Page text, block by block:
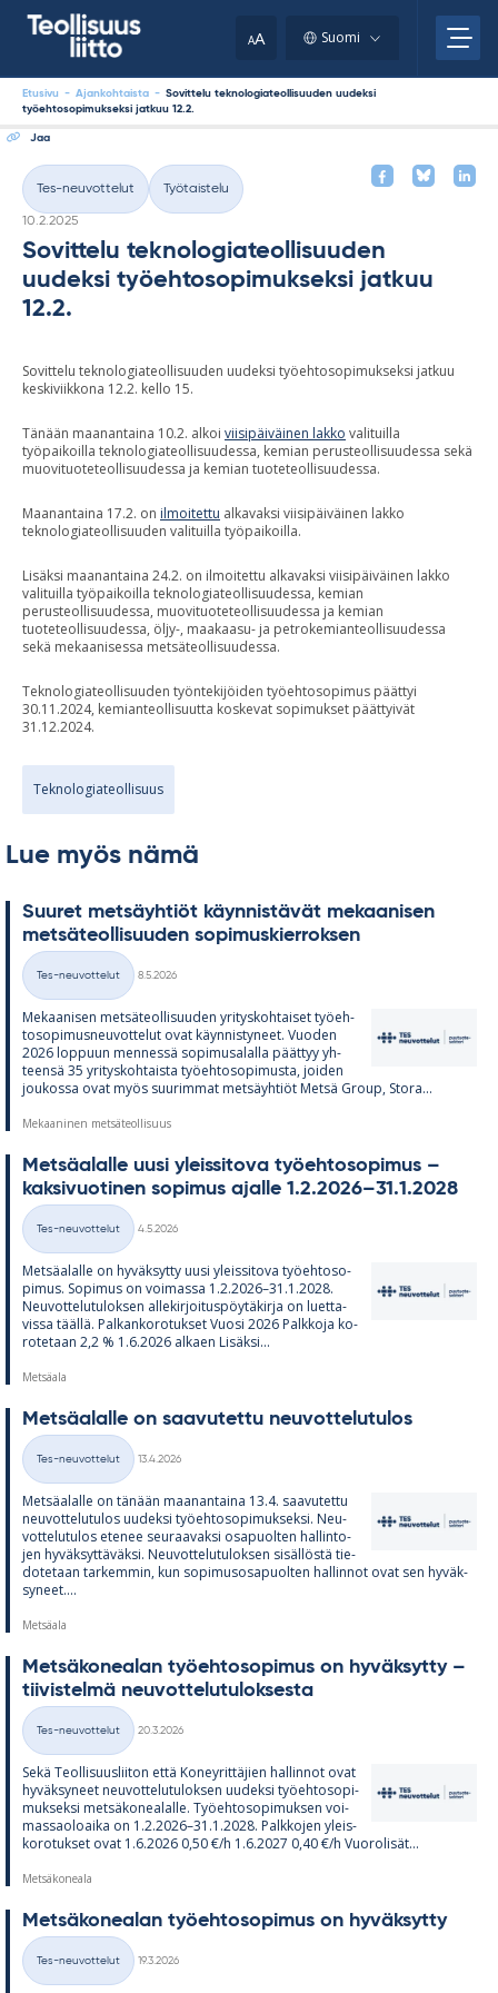
AA Suomi
Etusivu - Ajankohtaista - Sovittelu teknologiateollisuuden uudeksi
työehtosopimukseksi jatkuu 12.2.
Jaa
Kategoriat
Tes-neuvottelut Työtaistelu
Kirjoitettu
10.2.2025
Sovittelu teknologiateollisuuden
uudeksi työehtosopimukseksi jatkuu
12.2.
Sovittelu teknologiateollisuuden uudeksi työehtosopimukseksi jatkuu
keskiviikkona 12.2. kello 15.
Tänään maanantaina 10.2. alkoi viisipäiväinen lakko valituilla
työpaikoilla teknologiateollisuudessa, kemian perusteollisuudessa sekä
muovituoteteollisuudessa ja kemian tuoteteollisuudessa.
Maanantaina 17.2. on ilmoitettu alkavaksi viisipäiväinen lakko
teknologiateollisuuden valituilla työpaikoilla.
Lisäksi maanantaina 24.2. on ilmoitettu alkavaksi viisipäiväinen lakko
valituilla työpaikoilla teknologiateollisuudessa, kemian
perusteollisuudessa, muovituoteteollisuudessa ja kemian
tuoteteollisuudessa, öljy-, maakaasu- ja petrokemianteollisuudessa
sekä mekaanisessa metsäteollisuudessa.
Teknologiateollisuuden työntekijöiden työehtosopimus päättyi
30.11.2024, kemianteollisuutta koskevat sopimukset päättyivät
31.12.2024.
Teknologiateollisuus
Lue myös nämä
Suu­ret met­säyh­tiöt käyn­nis­tä­vät me­kaa­ni­sen
met­sä­teol­li­suu­den so­pi­mus­kier­rok­sen
Kategoriat
Tes-neuvottelut
8.5.2026
Me­kaa­ni­sen met­sä­teol­li­suu­den yri­tys­koh­tai­set työ­eh­
to­so­pi­mus­neu­vot­te­lut ovat käyn­nis­ty­neet. Vuo­den
2026 lop­puun men­nessä so­pi­musa­lalla päät­tyy yh­
teensä 35 yri­tys­koh­taista työ­eh­to­so­pi­musta, joi­den
jou­kossa ovat myös suu­rim­mat met­säyh­tiöt Metsä Group, Stora...
Mekaaninen metsäteollisuus
Met­sä­alalle uusi yleis­si­tova työ­eh­to­so­pi­mus –
kak­si­vuo­ti­nen so­pi­mus ajalle 1.2.2026–31.1.2028
Kategoriat
Tes-neuvottelut
4.5.2026
Met­sä­alalle on hy­väk­sytty uusi yleis­si­tova työ­eh­to­so­
pi­mus. So­pi­mus on voi­massa 1.2.2026–31.1.2028.
Neu­vot­te­lu­tu­lok­sen al­le­kir­joi­tus­pöy­tä­kirja on luet­ta­
vissa täällä. Pal­kan­ko­ro­tuk­set Vuosi 2026 Palk­koja ko­
ro­te­taan 2,2 % 1.6.2026 al­kaen Li­säksi...
Metsäala
Met­sä­alalle on saa­vu­tettu neu­vot­te­lu­tu­los
Kategoriat
Tes-neuvottelut
13.4.2026
Met­sä­alalle on tä­nään maa­nan­taina 13.4. saa­vu­tettu
neu­vot­te­lu­tu­los uu­deksi työ­eh­to­so­pi­muk­seksi. Neu­
vot­te­lu­tu­los ete­nee seu­raa­vaksi os­a­puol­ten hal­lin­to­
jen hy­väk­syt­tä­väksi. Neu­vot­te­lu­tu­lok­sen si­säl­löstä tie­
do­te­taan tar­kem­min, kun so­pi­mus­os­a­puol­ten hal­lin­not ovat sen hy­väk­
sy­neet....
Metsäala
Met­sä­ko­nea­lan työ­eh­to­so­pi­mus on hy­väk­sytty –
tii­vis­telmä neu­vot­te­lu­tu­lok­sesta
Kategoriat
Tes-neuvottelut
20.3.2026
Sekä Teol­li­suus­lii­ton että Ko­ney­rit­tä­jien hal­lin­not ovat
hy­väk­sy­neet neu­vot­te­lu­tu­lok­sen uu­deksi työ­eh­to­so­pi­
muk­seksi met­sä­ko­nea­lalle. Työ­eh­to­so­pi­muk­sen voi­
mas­sao­loaika on 1.2.2026–31.1.2028. Palk­ko­jen yleis­
ko­ro­tuk­set ovat 1.6.2026 0,50 €/h 1.6.2027 0,40 €/h Vuo­ro­li­sät...
Metsäkoneala
Met­sä­ko­nea­lan työ­eh­to­so­pi­mus on hy­väk­sytty
Kategoriat
Tes-neuvottelut
19.3.2026
clipboard.)